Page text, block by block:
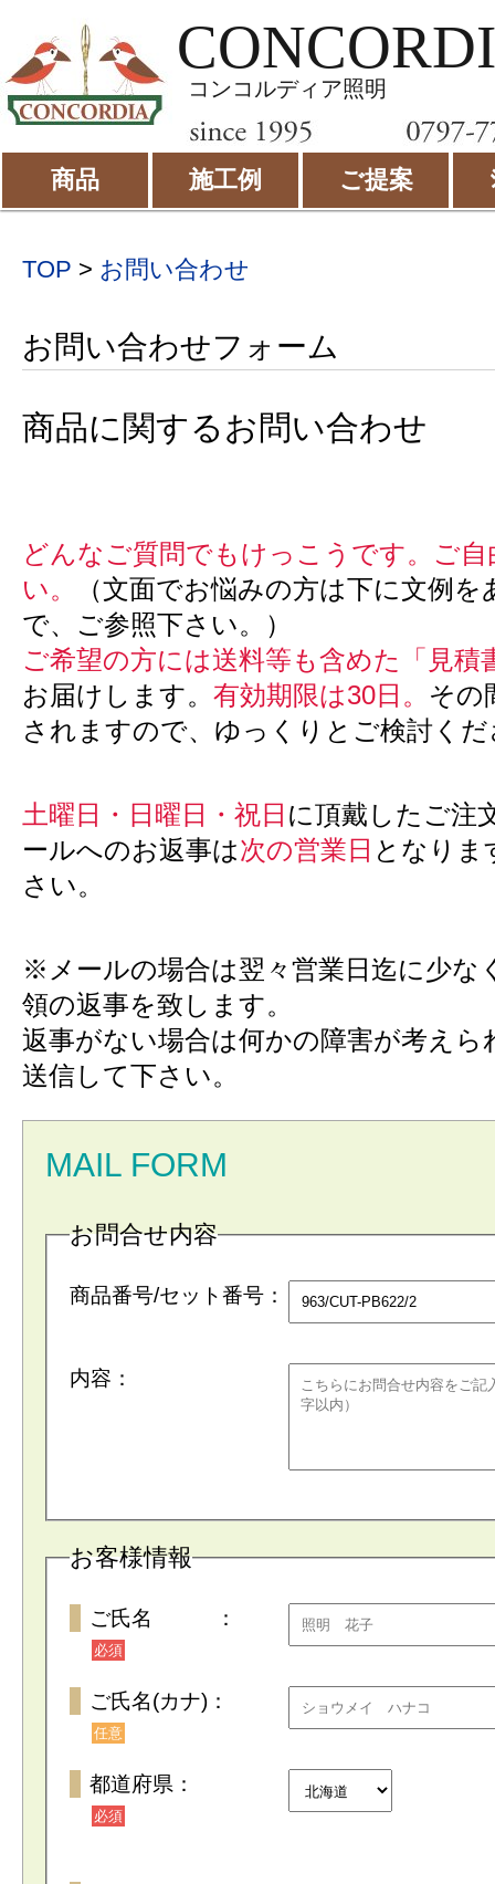
コンコルディア照明
商品 施工例 ご提案
TOP > お問い合わせ
お問い合わせフォーム
商品に関するお問い合わせ
どんなご質問でもけっこうです。ご
い。
（文面でお悩みの方は下に文例
で、ご参照下さい。）
ご希望の方には送料等も含めた「見積
お届けします。 有効期限は30日。 その
されますので、ゆっくりとご検討く
土曜日・日曜日・祝日 に頂戴したご注
ールへのお返事は次の営業日 となりま
さい。
※メールの場合は翌々営業日迄に少な
領の返事を致します。
返事がない場合は何かの障害が考えら
送信して下さい。
MAIL FORM
お問合せ内容
商品番号/セット番号：
内容：
お客様情報
ご氏名 ：
必須
ご氏名(カナ)：
任意
都道府県：
必須